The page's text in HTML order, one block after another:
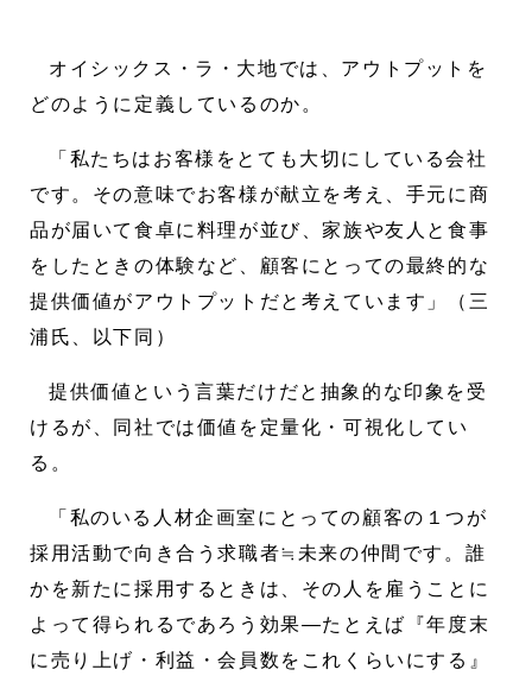
オイシックス・ラ・大地では、アウトプットを
どのように定義しているのか。
「私たちはお客様をとても大切にしている会社
です。その意味でお客様が献立を考え、手元に商
品が届いて食卓に料理が並び、家族や友人と食事
をしたときの体験など、顧客にとっての最終的な
提供価値がアウトプットだと考えています」（三
浦氏、以下同）
提供価値という言葉だけだと抽象的な印象を受
けるが、同社では価値を定量化・可視化してい
る。
「私のいる人材企画室にとっての顧客の１つが
採用活動で向き合う求職者≒未来の仲間です。誰
かを新たに採用するときは、その人を雇うことに
よって得られるであろう効果―たとえば『年度末
に売り上げ・利益・会員数をこれくらいにする』